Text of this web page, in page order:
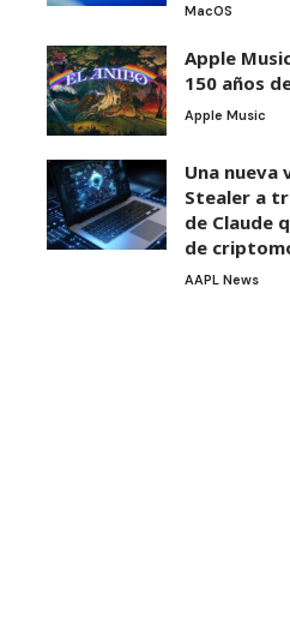
MacOS
Apple
150 años
Apple Music
Una nueva
Stealer a
de Claude
de
AAPL News